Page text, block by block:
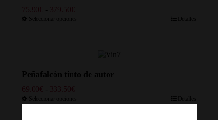
75.90€ - 379.50€
Seleccionar opciones Detalles
Peñafalcón tinto de autor
69.00€ - 333.50€
Seleccionar opciones Detalles